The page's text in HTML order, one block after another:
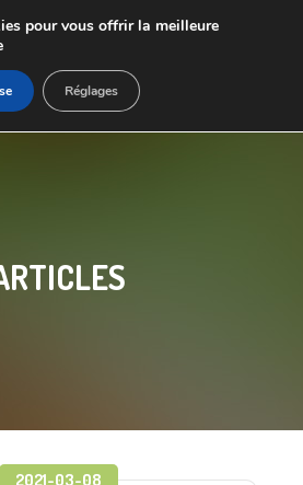
2021-03-08
pour vous offrir la meilleure
Réglages